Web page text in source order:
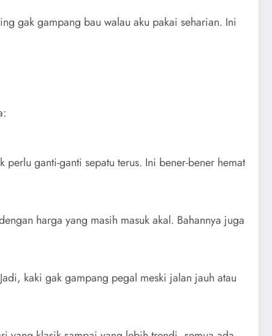
gak gampang bau walau aku pakai seharian. Ini
ganti-ganti sepatu terus. Ini bener-bener hemat
harga yang masih masuk akal. Bahannya juga
kaki gak gampang pegal meski jalan jauh atau